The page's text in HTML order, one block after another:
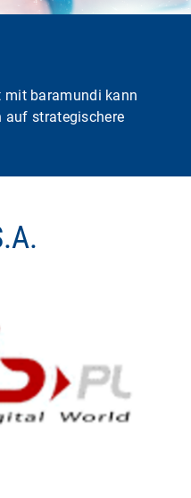
mit baramundi kann
auf strategischere